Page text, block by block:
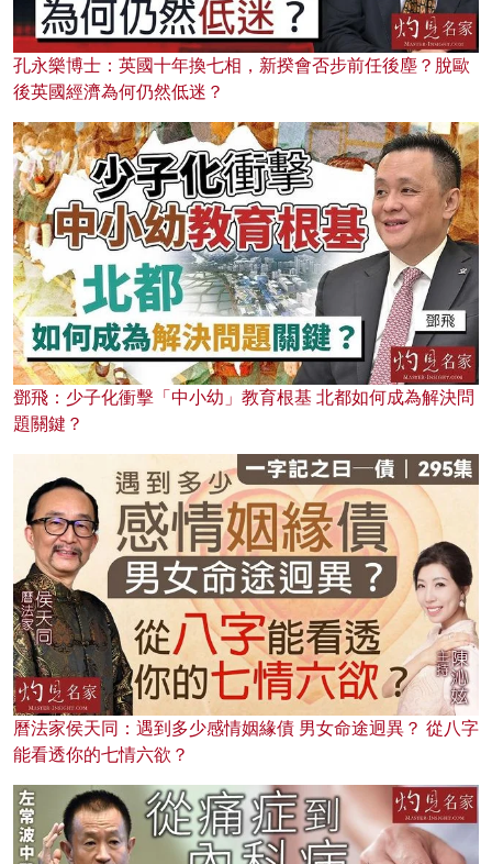
孔永樂博士：英國十年換七相，新揆會否步前任後塵？脫歐
後英國經濟為何仍然低迷？
鄧飛：少子化衝擊「中小幼」教育根基 北都如何成為解決問
題關鍵？
曆法家侯天同：遇到多少感情姻緣債 男女命途迥異？ 從八字
能看透你的七情六欲？